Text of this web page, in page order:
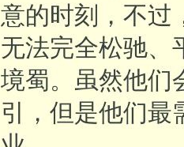
意的时刻，不过
无法完全松驰、
境蜀。虽然他们
引，但是他们最